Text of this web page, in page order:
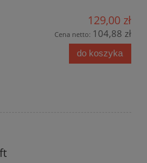
129,00 zł
Cena netto: 104,88 zł
do koszyka